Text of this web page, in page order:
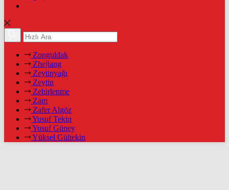
Zonguldak
Zhejiang
Zeytinyağı
Zeytin
Zehirlenme
Zam
Zafer Algöz
Yusuf Tekin
Yusuf Güney
Yüksel Gültekin